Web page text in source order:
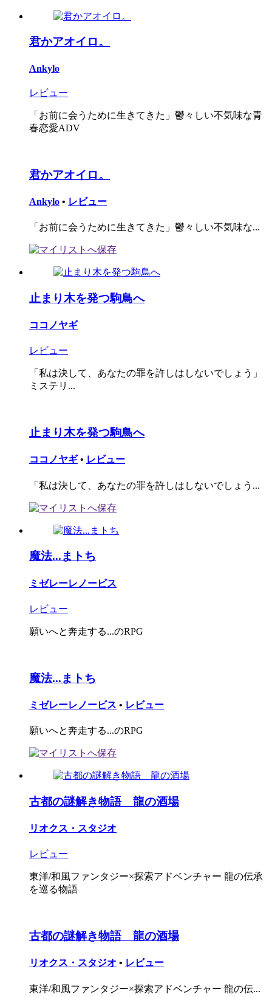
君かアオイロ。
Ankylo
レビュー
「お前に会うために生きてきた」鬱々しい不気味な青
春恋愛ADV
君かアオイロ。
Ankylo • レビュー
「お前に会うために生きてきた」鬱々しい不気味な...
止まり木を発つ駒鳥へ
ココノヤギ
レビュー
「私は決して、あなたの罪を許しはしないでしょう」
ミステリ...
止まり木を発つ駒鳥へ
ココノヤギ • レビュー
「私は決して、あなたの罪を許しはしないでしょう...
魔法...まトち
ミゼレーレノービス
レビュー
願いへと奔走する...のRPG
魔法...まトち
ミゼレーレノービス • レビュー
願いへと奔走する...のRPG
古都の謎解き物語 龍の酒場
リオクス・スタジオ
レビュー
東洋/和風ファンタジー×探索アドベンチャー 龍の伝承
を巡る物語
古都の謎解き物語 龍の酒場
リオクス・スタジオ • レビュー
東洋/和風ファンタジー×探索アドベンチャー 龍の伝...